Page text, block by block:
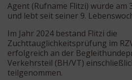
Agent (Rufname Flitzi) wurde am
und lebt seit seiner 9.
Im Jahr 2024 bestand Flitzi die
Zuchttauglichkeitsprüfung im
erfolgreich an der
Verkehrsteil (BH/VT)
teilgenommen.